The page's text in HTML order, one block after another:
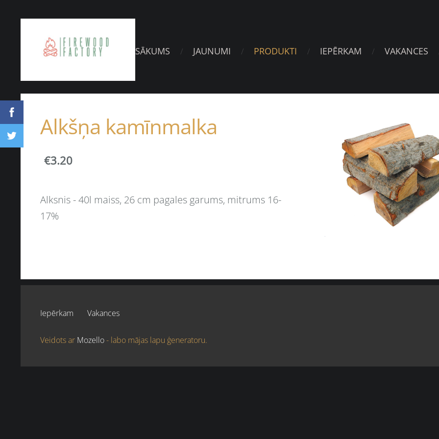
SĀKUMS JAUNUMI PRODUKTI IEPĒRKAM VAKANCES
Alkšņa kamīnmalka
€3.20
Alksnis - 40l maiss, 26 cm pagales garums, mitrums 16-
17%
Iepērkam Vakances
Veidots ar Mozello- labo mājas lapu ģeneratoru.